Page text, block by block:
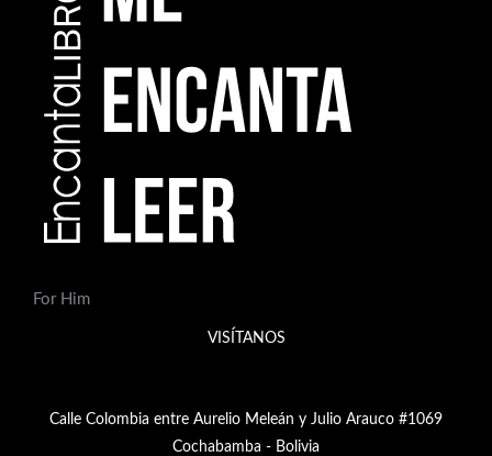
For Him
VISÍTANOS
Calle Colombia entre Aurelio Meleán y Julio Arauco #1069
Cochabamba - Bolivia